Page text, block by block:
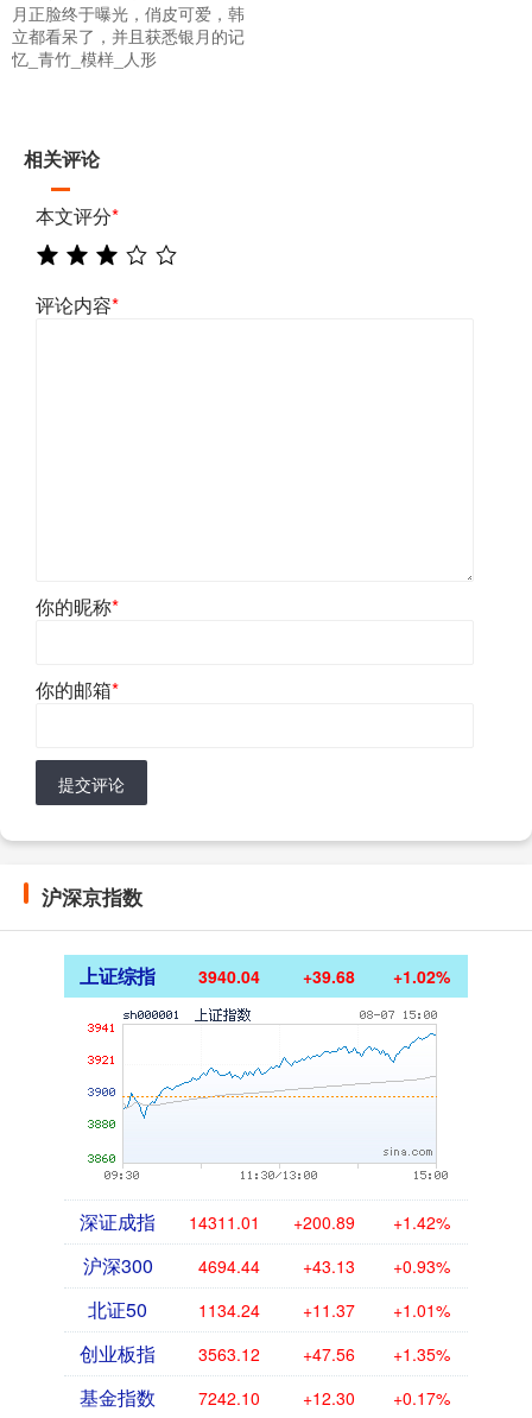
月正脸终于曝光，俏皮可爱，韩
立都看呆了，并且获悉银月的记
忆_青竹_模样_人形
相关评论
本文评分*
评论内容*
你的昵称*
你的邮箱*
提交评论
沪深京指数
上证综指 3940.04 +39.68 +1.02%
深证成指 14311.01 +200.89 +1.42%
沪深300 4694.44 +43.13 +0.93%
北证50 1134.24 +11.37 +1.01%
创业板指 3563.12 +47.56 +1.35%
基金指数 7242.10 +12.30 +0.17%